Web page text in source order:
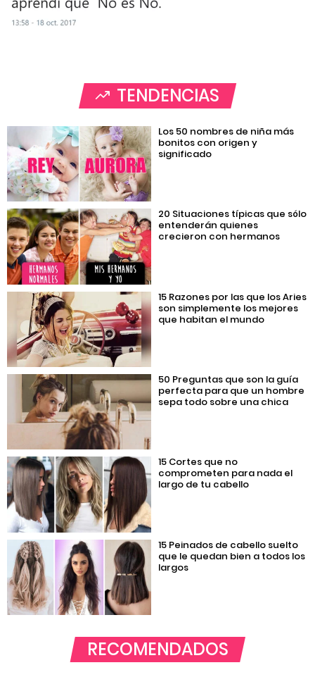
TENDENCIAS
Los 50 nombres de niña más
bonitos con origen y
significado
20 Situaciones típicas que sólo
entenderán quienes
crecieron con hermanos
15 Razones por las que los Aries
son simplemente los mejores
que habitan el mundo
50 Preguntas que son la guía
perfecta para que un hombre
sepa todo sobre una chica
15 Cortes que no
comprometen para nada el
largo de tu cabello
15 Peinados de cabello suelto
que le quedan bien a todos los
largos
RECOMENDADOS